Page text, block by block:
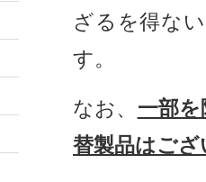
ざるを得な
す。
なお、 一部
替製品はご